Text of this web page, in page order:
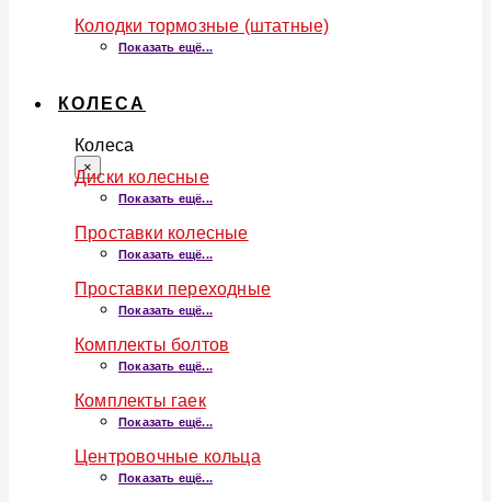
Колодки тормозные (штатные)
Показать ещё...
КОЛЕСА
Колеса
×
Диски колесные
Показать ещё...
Проставки колесные
Показать ещё...
Проставки переходные
Показать ещё...
Комплекты болтов
Показать ещё...
Комплекты гаек
Показать ещё...
Центровочные кольца
Показать ещё...